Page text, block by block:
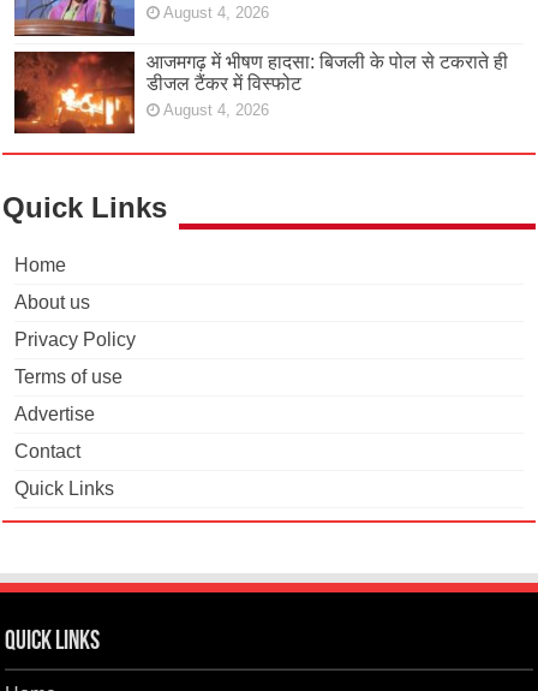
August 4, 2026
आजमगढ़ में भीषण हादसा: बिजली के पोल से टकराते ही
डीजल टैंकर में विस्फोट
August 4, 2026
Quick Links
Home
About us
Privacy Policy
Terms of use
Advertise
Contact
Quick Links
Quick Links